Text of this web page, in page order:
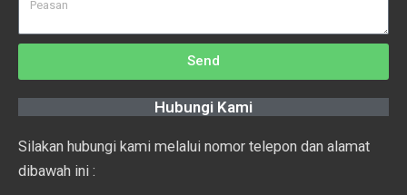
Send
Hubungi Kami
Silakan hubungi kami melalui nomor telepon dan alamat
dibawah ini :